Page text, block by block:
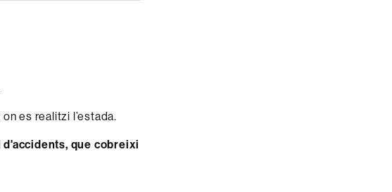
es realitzi l’estada.
d'accidents, que cobreixi